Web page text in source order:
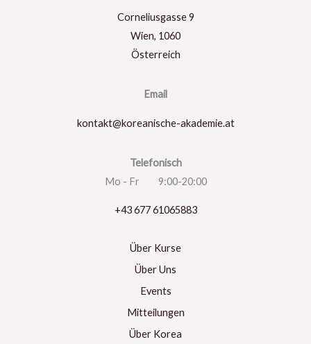
Corneliusgasse 9
Wien, 1060
Österreich
Email
kontakt@koreanische-akademie.at
Telefonisch
Mo - Fr 9:00-20:00
+43 677 61065883
Über Kurse
Über Uns
Events
Mitteilungen
Über Korea